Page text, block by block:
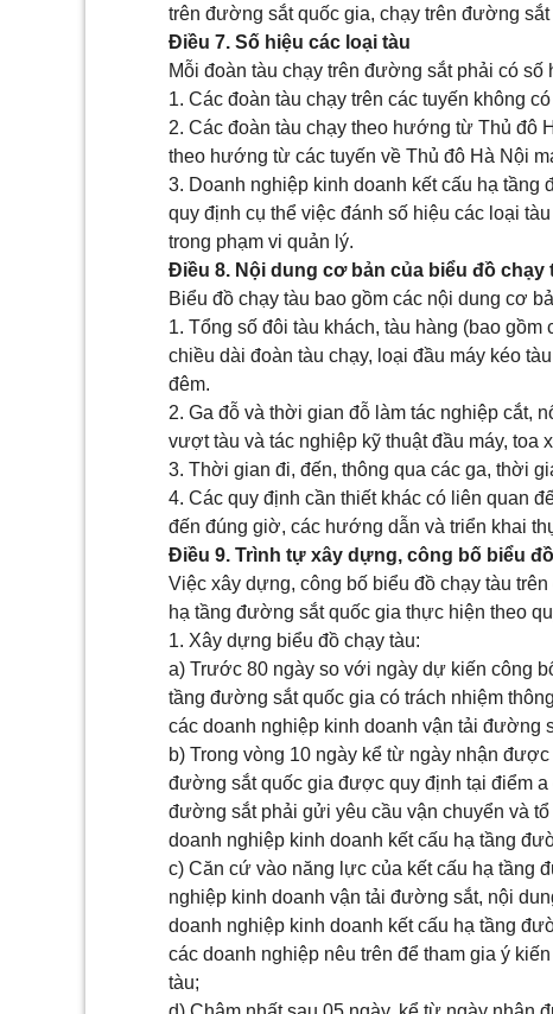
trên đường sắt quốc gia, chạy trên đường
Điều 7. Số hiệu các loại tàu
Mỗi đoàn tàu chạy trên đường sắt phải có
1. Các đoàn tàu chạy trên các tuyến không
2. Các đoàn tàu chạy theo hướng từ Thủ đô
theo hướng từ các tuyến về Thủ đô Hà Nội
3. Doanh nghiệp kinh doanh kết cấu hạ
quy định cụ thể việc đánh số hiệu các loại
trong phạm vi quản lý.
Điều 8. Nội dung cơ bản của biểu đồ chạy
Biểu đồ chạy tàu bao gồm các nội dung cơ
1. Tổng số đôi tàu khách, tàu hàng (bao
chiều dài đoàn tàu chạy, loại đầu máy kéo
đêm.
2. Ga đỗ và thời gian đỗ làm tác nghiệp cắt,
vượt tàu và tác nghiệp kỹ thuật đầu máy, toa
3. Thời gian đi, đến, thông qua các ga, thời
4. Các quy định cần thiết khác có liên quan
đến đúng giờ, các hướng dẫn và triển khai
Điều 9. Trình tự xây dựng, công bố biểu
Việc xây dựng, công bố biểu đồ chạy tàu
hạ tầng đường sắt quốc gia thực hiện theo
1. Xây dựng biểu đồ chạy tàu:
a) Trước 80 ngày so với ngày dự kiến công
tầng đường sắt quốc gia có trách nhiệm
các doanh nghiệp kinh doanh vận tải đường
b) Trong vòng 10 ngày kể từ ngày nhận
đường sắt quốc gia được quy định tại điểm
đường sắt phải gửi yêu cầu vận chuyển và
doanh nghiệp kinh doanh kết cấu hạ tầng
c) Căn cứ vào năng lực của kết cấu hạ tầng
nghiệp kinh doanh vận tải đường sắt, nội
doanh nghiệp kinh doanh kết cấu hạ tầng
các doanh nghiệp nêu trên để tham gia ý
tàu;